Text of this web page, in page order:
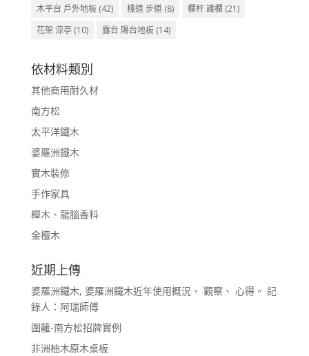
木平台 戶外地板(42) 棧道 步道(8) 欄杆 護欄 (21)
花架 涼亭(10) 露台 陽台地板(14)
依材料類別
其他商用耐久材
南方松
太平洋鐵木
婆羅洲鐵木
實木裝修
手作家具
櫸木、龍腦香科
金檀木
近期上傳
婆羅洲鐵木, 婆羅洲鐵木近年使用概況、 觀察、 心得。 記
錄人：阿瑞師傅
圍籬-南方松招牌實例
非洲柚木原木桌板